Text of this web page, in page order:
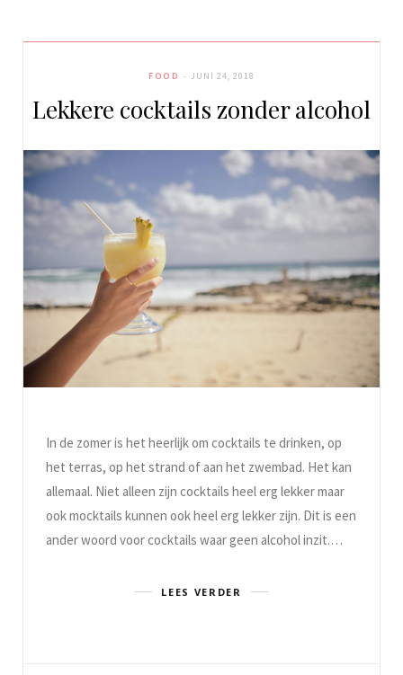
FOOD JUNI 24, 2018
Lekkere cocktails zonder alcohol
In de zomer is het heerlijk om cocktails te drinken, op
het terras, op het strand of aan het zwembad. Het kan
allemaal. Niet alleen zijn cocktails heel erg lekker maar
ook mocktails kunnen ook heel erg lekker zijn. Dit is een
ander woord voor cocktails waar geen alcohol inzit.…
LEES VERDER